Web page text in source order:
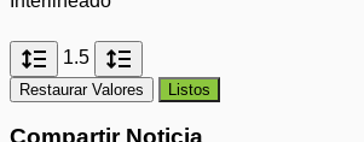
format_line_spacing 1.5 format_line_spacing
Restaurar Valores Listos